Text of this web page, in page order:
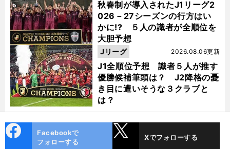
DF
へ
秋春制が導入されたJ1リーグ2
026－27シーズンの行方はい
かに!? ５人の識者が全順位を
大胆予想
J1全順位予想 識者５人が推す
優勝候補筆頭は？ J2降格の憂
き目に遭いそうな３クラブと
は？
2026.08.06更新
Jリーグ
ok
Facebookで
フォローする
Xでフォローする